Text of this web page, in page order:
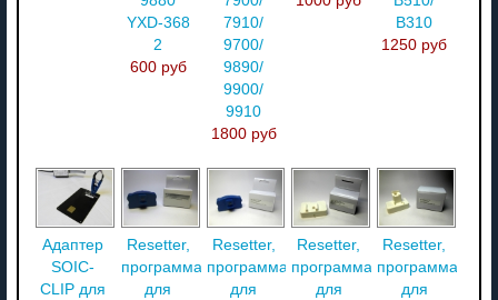
YXD-368
2
600 руб
7910/
9700/
9890/
9900/
9910
1800 руб
B310
1250 руб
Адаптер
SOIC-
CLIP для
Resetter,
программатор
для
Resetter,
программатор
для
Resetter,
программатор
для
Resetter,
программатор
для